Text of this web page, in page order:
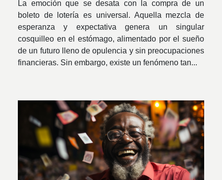
La emoción que se desata con la compra de un
boleto de lotería es universal. Aquella mezcla de
esperanza y expectativa genera un singular
cosquilleo en el estómago, alimentado por el sueño
de un futuro lleno de opulencia y sin preocupaciones
financieras. Sin embargo, existe un fenómeno tan...